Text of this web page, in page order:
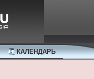
КАЛЕНДАРЬ